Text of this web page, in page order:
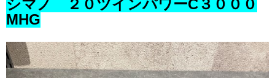
シマノ ２０ツインパワーC３０００
MHG